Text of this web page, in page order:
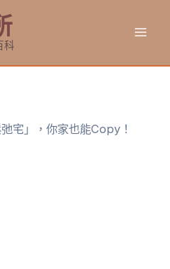
科
宅」，你家也能Copy！